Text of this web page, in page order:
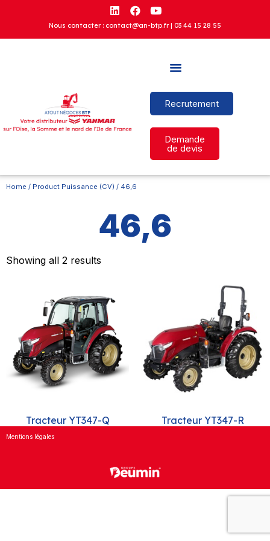
Nous contacter : contact@an-btp.fr | 03 44 15 28 55
Recrutement
Demande
de devis
Home / Product Puissance (CV) / 46,6
46,6
Showing all 2 results
Tracteur YT347-Q Tracteur YT347-R
Mentions légales